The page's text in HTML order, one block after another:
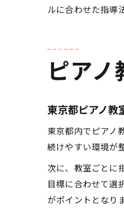
ルに合わせた指導
ピア
東京都ピアノ教
東京都内でピアノ
続けやすい環境が
次に、教室ごとに
目標に合わせて選
がポイントとなりま